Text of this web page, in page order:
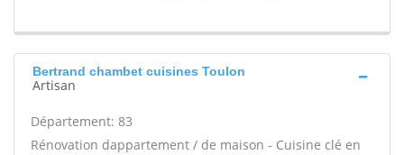
Bertrand chambet cuisines Toulon
Artisan
Département: 83
Rénovation dappartement / de maison - Cuisine clé en